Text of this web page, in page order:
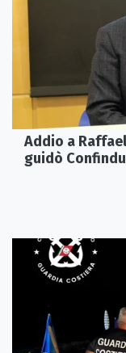
Addio a
guidò